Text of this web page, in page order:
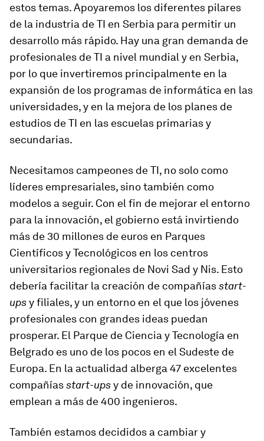
estos temas. Apoyaremos los diferentes pilares
de la industria de TI en Serbia para permitir un
desarrollo más rápido. Hay una gran demanda de
profesionales de TI a nivel mundial y en Serbia,
por lo que invertiremos principalmente en la
expansión de los programas de informática en las
universidades, y en la mejora de los planes de
estudios de TI en las escuelas primarias y
secundarias.
Necesitamos campeones de TI, no solo como
líderes empresariales, sino también como
modelos a seguir. Con el fin de mejorar el entorno
para la innovación, el gobierno está invirtiendo
más de 30 millones de euros en Parques
Científicos y Tecnológicos en los centros
universitarios regionales de Novi Sad y Nis. Esto
debería facilitar la creación de compañíasstart-
upsy filiales, y un entorno en el que los jóvenes
profesionales con grandes ideas puedan
prosperar. El Parque de Ciencia y Tecnología en
Belgrado es uno de los pocos en el Sudeste de
Europa. En la actualidad alberga 47 excelentes
compañíasstart-upsy de innovación, que
emplean a más de 400 ingenieros.
También estamos decididos a cambiar y